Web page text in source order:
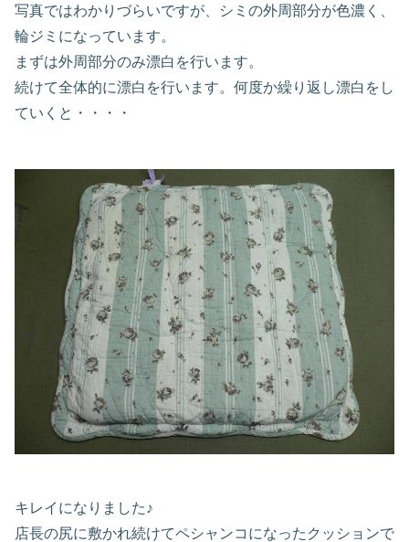
写真ではわかりづらいですが、シミの外周部分が色濃く、
輪ジミになっています。
まずは外周部分のみ漂白を行います。
続けて全体的に漂白を行います。何度か繰り返し漂白をし
ていくと・・・・
キレイになりました♪
店長の尻に敷かれ続けてペシャンコになったクッションで